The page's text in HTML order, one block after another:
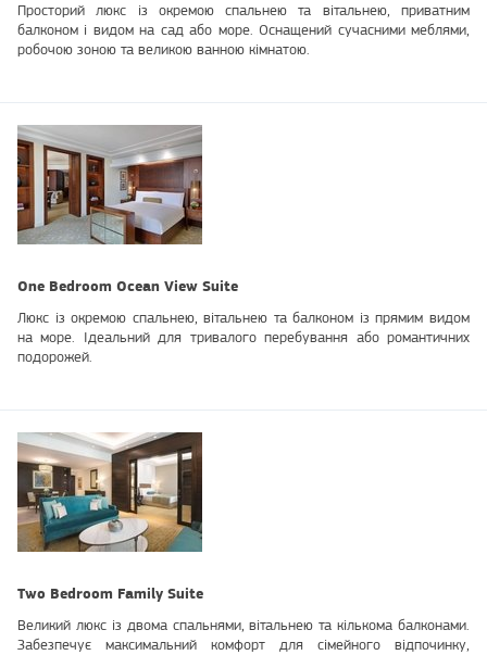
Просторий люкс із окремою спальнею та вітальнею, приватним
балконом і видом на сад або море. Оснащений сучасними меблями,
робочою зоною та великою ванною кімнатою.
One Bedroom Ocean View Suite
Люкс із окремою спальнею, вітальнею та балконом із прямим видом
на море. Ідеальний для тривалого перебування або романтичних
подорожей.
Two Bedroom Family Suite
Великий люкс із двома спальнями, вітальнею та кількома балконами.
Забезпечує максимальний комфорт для сімейного відпочинку,